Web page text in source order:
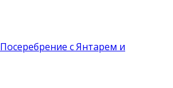
с Янтарем и